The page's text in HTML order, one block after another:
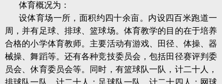
体育概况为：
设体育场一所，面积约四十余亩。内设四百米跑道一
周，并有足球、排球、篮球场。体育教学的目的在于培养
合格的小学体育教师。主要活动有游戏、田径、体操、器
械操、舞蹈等。还有各种竞技委员会，包括田径赛评判委
员会、休育委员会等。同时，有篮球队一队，计二十人，